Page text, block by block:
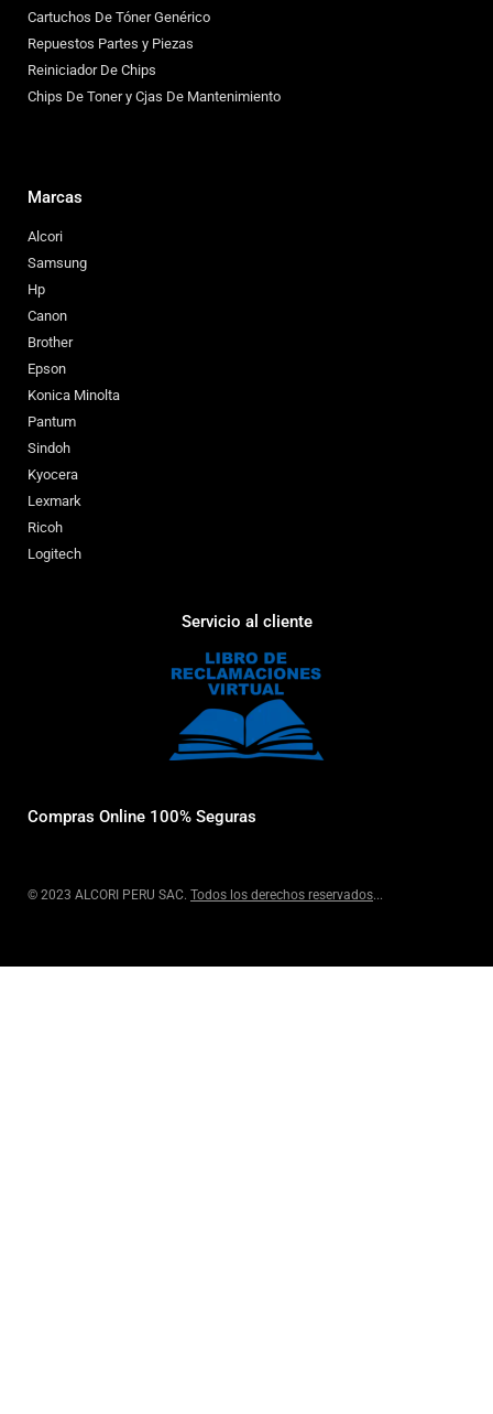
Cartuchos De Tóner Genérico
Repuestos Partes y Piezas
Reiniciador De Chips
Chips De Toner y Cjas De Mantenimiento
Marcas
Alcori
Samsung
Hp
Canon
Brother
Epson
Konica Minolta
Pantum
Sindoh
Kyocera
Lexmark
Ricoh
Logitech
Servicio al cliente
Compras Online 100% Seguras
© 2023 ALCORI PERU SAC. Todos los derechos reservados...